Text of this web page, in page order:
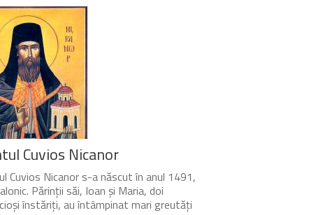
Cuvios Nicanor
Cuvios Nicanor s-a născut în anul 1491,
Părinții săi, Ioan și Maria, doi
înstăriți, au întâmpinat mari greutăți